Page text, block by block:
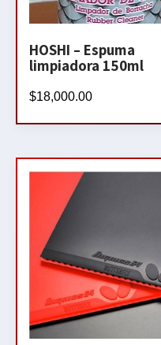
HOSHI – Espuma
limpiadora 150ml
$18,000.00